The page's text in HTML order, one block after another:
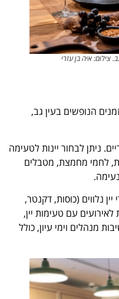
צילום: איה בן עזרי
הנופשים בעין גב,
ניתן לבחור יינות לטעימה
לחמי מחמצת, מטבלים
יין נלווים (כוסות, דקנטר,
עם טעימות יין,
מנהלים וימי עיון, כולל